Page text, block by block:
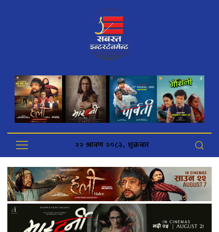
२२ श्रावण २०८३, शुक्रबार